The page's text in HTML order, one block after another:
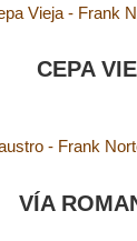
CEPA
VÍA